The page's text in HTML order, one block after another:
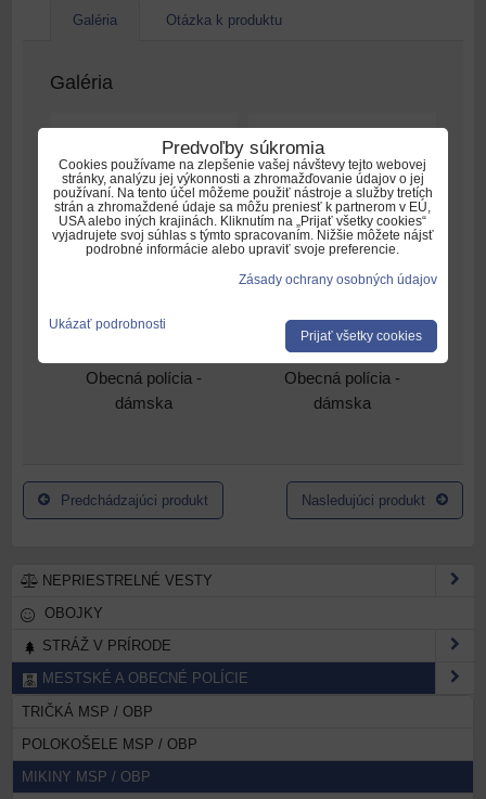
Galéria Otázka k produktu
Galéria
Obecná polícia -
dámska
Mikina A506 Mestská /
Obecná polícia -
dámska
Predchádzajúci produkt Nasledujúci produkt
NEPRIESTRELNÉ VESTY
OBOJKY
STRÁŽ V PRÍRODE
MESTSKÉ A OBECNÉ POLÍCIE
TRIČKÁ MSP / OBP
POLOKOŠELE MSP / OBP
MIKINY MSP / OBP
Predvoľby súkromia
Cookies používame na zlepšenie vašej návštevy tejto webovej
stránky, analýzu jej výkonnosti a zhromažďovanie údajov o jej
používaní. Na tento účel môžeme použiť nástroje a služby tretích
strán a zhromaždené údaje sa môžu preniesť k partnerom v EÚ,
USA alebo iných krajinách. Kliknutím na „Prijať všetky cookies“
vyjadrujete svoj súhlas s týmto spracovaním. Nižšie môžete nájsť
podrobné informácie alebo upraviť svoje preferencie.
Zásady ochrany osobných údajov
Ukázať podrobnosti
Prijať všetky cookies